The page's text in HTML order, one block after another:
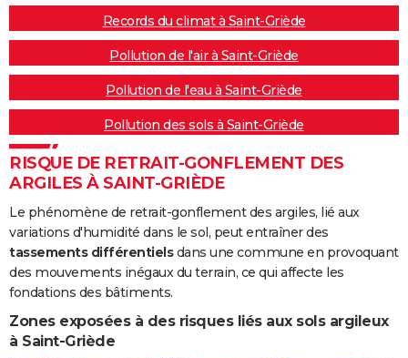
Records du climat à Saint-Griède
Pollution de l'air à Saint-Griède
Pollution de l'eau à Saint-Griède
Pollution des sols à Saint-Griède
RISQUE DE RETRAIT-GONFLEMENT DES
ARGILES À SAINT-GRIÈDE
Le phénomène de retrait-gonflement des argiles, lié aux
variations d'humidité dans le sol, peut entraîner des
tassements différentielsdans une commune en provoquant
des mouvements inégaux du terrain, ce qui affecte les
fondations des bâtiments.
Zones exposées à des risques liés aux sols argileux
à Saint-Griède